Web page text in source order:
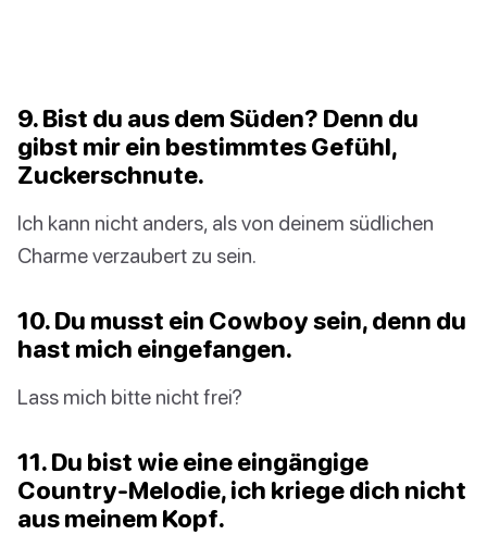
9. Bist du aus dem Süden? Denn du
gibst mir ein bestimmtes Gefühl,
Zuckerschnute.
Ich kann nicht anders, als von deinem südlichen
Charme verzaubert zu sein.
10. Du musst ein Cowboy sein, denn du
hast mich eingefangen.
Lass mich bitte nicht frei?
11. Du bist wie eine eingängige
Country-Melodie, ich kriege dich nicht
aus meinem Kopf.